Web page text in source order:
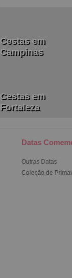
Cestas em
Campinas
Cestas em
Fortaleza
Datas
Outras Datas
Coleção de